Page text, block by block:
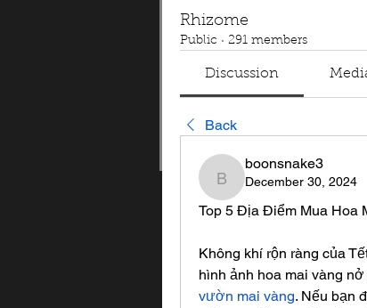
Rhizome
Public · 291 members
Discussion
Back
boonsnake3
boonsnake3
December 30, 2024
Top 5 Địa Điểm Mua Hoa
Không khí rộn ràng của
vườn mai vàng. Nếu bạn